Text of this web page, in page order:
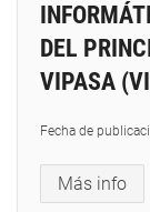
DEL
VIPASA
Fecha de
Más info